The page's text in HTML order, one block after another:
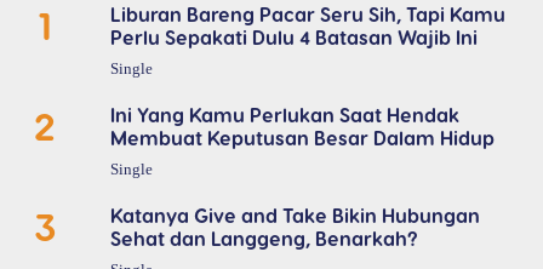
1
Liburan Bareng Pacar Seru Sih, Tapi Kamu
Perlu Sepakati Dulu 4 Batasan Wajib Ini
Single
2
Ini Yang Kamu Perlukan Saat Hendak
Membuat Keputusan Besar Dalam Hidup
Single
3
Katanya Give and Take Bikin Hubungan
Sehat dan Langgeng, Benarkah?